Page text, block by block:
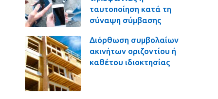
ταυτοποίηση κατά τη
σύναψη σύμβασης
Διόρθωση συμβολαίων
ακινήτων οριζοντίου ή
καθέτου ιδιοκτησίας